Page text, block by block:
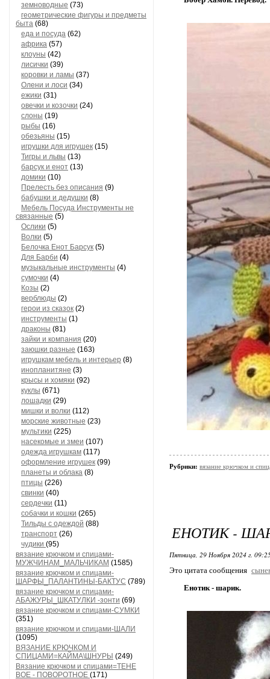
земноводные (73)
геометрические фигуры и предметы
быта (68)
еда и посуда (62)
африка (57)
клоуны (42)
лисички (39)
коровки и ламы (37)
Олени и лоси (34)
ежики (31)
овечки и козочки (24)
слоны (19)
рыбы (16)
обезьяны (15)
игрушки для игрушек (15)
Тигры и львы (13)
барсук и енот (13)
домики (10)
Прелесть без описания (9)
бабушки и дедушки (8)
Мебель Посуда Инструменты не
связанные (5)
Ослики (5)
Волки (5)
Белочка Енот Барсук (5)
Для Барби (4)
музыкальные инструменты (4)
сумочки (4)
Козы (2)
верблюды (2)
герои из сказок (2)
инструменты (1)
драконы (81)
зайки и компания (20)
заюшки разные (163)
игрушкам мебель и интерьер (8)
инопланитяне (3)
крысы и хомяки (92)
куклы (671)
лошадки (29)
мишки и волки (112)
морские животные (23)
мультики (225)
насекомые и змеи (107)
одежда игрушкам (117)
оформление игрушек (99)
планеты и облака (8)
птицы (226)
свинки (40)
сердечки (11)
собачки и кошки (265)
Тильды с одеждой (88)
транспорт (26)
чудики (95)
вязание крючком и спицами-
МУЖЧИНАМ_МАЛЬЧИКАМ (1585)
вязание крючком и спицами-
ШАРФЫ_ПАЛАНТИНЫ-БАКТУС (789)
вязание крючком и спицами-
АБАЖУРЫ_ШКАТУЛКИ -зонти (69)
вязание крючком и спицами-СУМКИ
(351)
вязание крючком и спицами-ШАЛИ
(1095)
ВЯЗАНИЕ КРЮЧКОМ И
СПИЦАМИ=КАЙМА\ШНУРЫ (249)
Вязание крючком и спицами=ТЕНЕ
ВОЕ - ПОВОРОТНОЕ (171)
Рубрики: вязание крючком и
ЕНОТИК -
Пятница, 29 Ноября 2024 г.
Это цитата сообщения
Енотик - шарик.